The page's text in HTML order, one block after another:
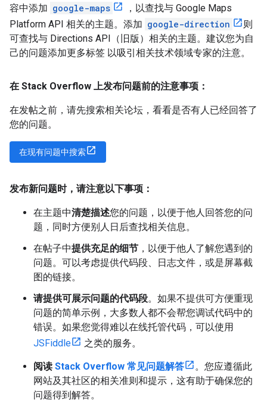
容中添加 google-maps
，以查找与 Google Maps
Platform API 相关的主题。添加 google-direction
则
可查找与 Directions API（旧版）相关的主题。建议您为自
己的问题添加更多标签 以吸引相关技术领域专家的注意。
在 Stack Overflow 上发布问题前的注意事项：
在发帖之前，请先搜索相关论坛，看看是否有人已经回答了
您的问题。
在现有问题中搜索
发布新问题时，请注意以下事项：
在主题中清楚描述您的问题，以便于他人回答您的问
题，同时方便别人日后查找相关信息。
在帖子中提供充足的细节 ，以便于他人了解您遇到的
问题。可以考虑提供代码段、日志文件，或是屏幕截
图的链接。
请提供可展示问题的代码段。如果不提供可方便重现
问题的简单示例，大多数人都不会帮您调试代码中的
错误。如果您觉得难以在线托管代码，可以使用
JSFiddle
之类的服务。
阅读 Stack Overflow 常见问题解答
。您应遵循此
网站及其社区的相关准则和提示，这有助于确保您的
问题得到解答。